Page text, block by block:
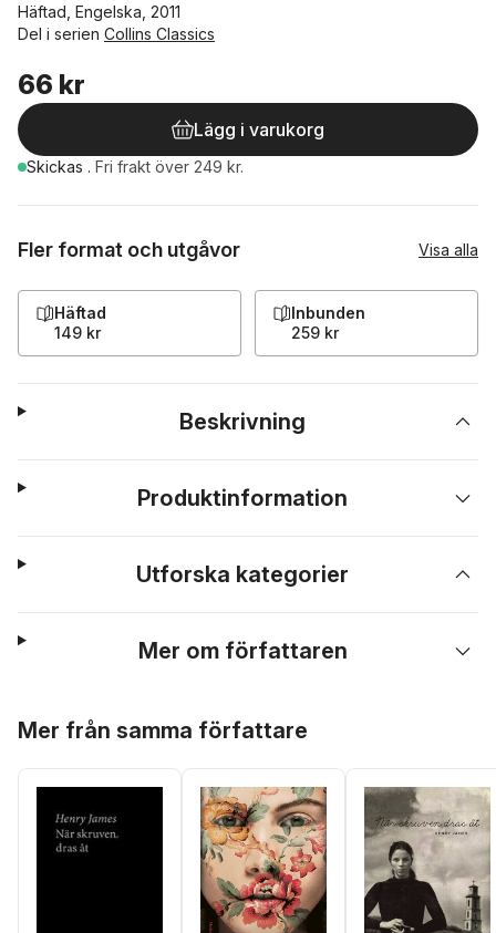
Häftad, Engelska, 2011
Del i serien Collins Classics
66 kr
Lägg i varukorg
Skickas . Fri frakt över 249 kr.
Fler format och utgåvor Visa alla
Häftad
149 kr
Inbunden
259 kr
Beskrivning
Produktinformation
Utforska kategorier
Mer om författaren
Mer från samma författare